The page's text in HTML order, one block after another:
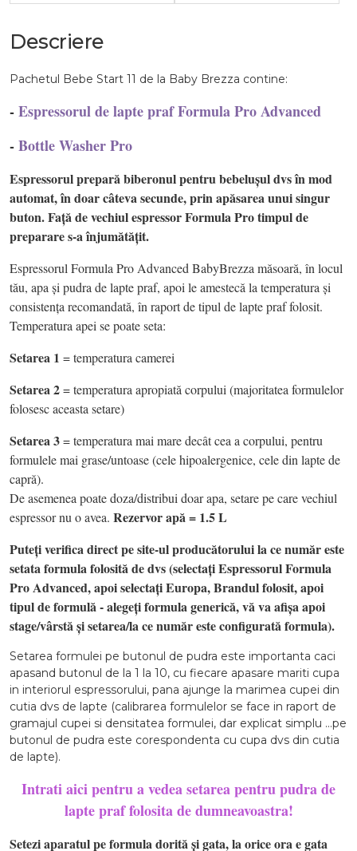
Descriere
Pachetul Bebe Start 11 de la Baby Brezza contine:
-Espressorul de lapte praf Formula Pro Advanced
-Bottle Washer Pro
Espressorul prepară biberonul pentru bebelușul dvs în mod
automat, în doar câteva secunde, prin apăsarea unui singur
buton. Față de vechiul espressor Formula Pro timpul de
preparare s-a înjumătățit.
Espressorul Formula Pro Advanced BabyBrezza măsoară, în locul
tău, apa și pudra de lapte praf, apoi le amestecă la temperatura și
consistența recomandată, în raport de tipul de lapte praf folosit.
Temperatura apei se poate seta:
Setarea 1 = temperatura camerei
Setarea 2= temperatura apropiată corpului (majoritatea formulelor
folosesc aceasta setare)
Setarea 3= temperatura mai mare decât cea a corpului, pentru
formulele mai grase/untoase (cele hipoalergenice, cele din lapte de
capră).
De asemenea poate doza/distribui doar apa, setare pe care vechiul
espressor nu o avea. Rezervor apă = 1.5 L
Puteți verifica direct pe site-ul producătorului la ce număr este
setata formula folosită de dvs (selectați Espressorul Formula
Pro Advanced, apoi selectați Europa, Brandul folosit, apoi
tipul de formulă - alegeți formula generică, vă va afișa apoi
stage/vârstă și setarea/la ce număr este configurată formula).
Setarea formulei pe butonul de pudra este importanta caci
apasand butonul de la 1 la 10, cu fiecare apasare mariti cupa
in interiorul espressorului, pana ajunge la marimea cupei din
cutia dvs de lapte (calibrarea formulelor se face in raport de
gramajul cupei si densitatea formulei, dar explicat simplu ...pe
butonul de pudra este corespondenta cu cupa dvs din cutia
de lapte).
Intrati aici pentru a vedea setarea pentru pudra de
lapte praf folosita de dumneavoastra!
Setezi aparatul pe formula dorită și gata, la orice ora e gata